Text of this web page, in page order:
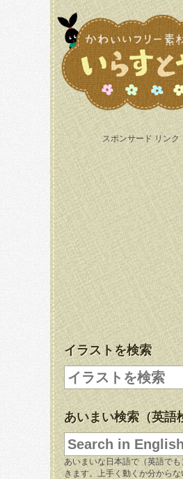
スポンサード リンク
イラストを検索
あいまい検索（英語
あいまいな日本語で（英語でも
きます。上手く動くか分からな